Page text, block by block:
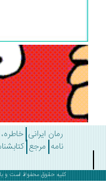
رمان ایرانی خاطره،
مرجع کتابشناسی
کلیه حقوق محفوظ است و بازنشر